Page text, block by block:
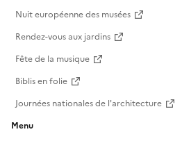
Nuit européenne des musées
Rendez-vous aux jardins
Fête de la musique
Biblis en folie
Journées nationales de l'architecture
Menu